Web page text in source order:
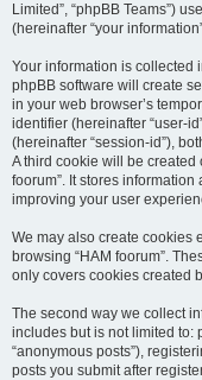
Limited”, “phpBB Teams”)
(hereinafter “your
Your information is collected
phpBB software will create
in your web browser’s
identifier (hereinafter “user-
(hereinafter “session-id”),
A third cookie will be created
foorum”. It stores
improving your user
We may also create cookies
browsing “HAM foorum”.
only covers cookies created
The second way we collect
includes but is not limited to:
“anonymous posts”),
posts you submit after